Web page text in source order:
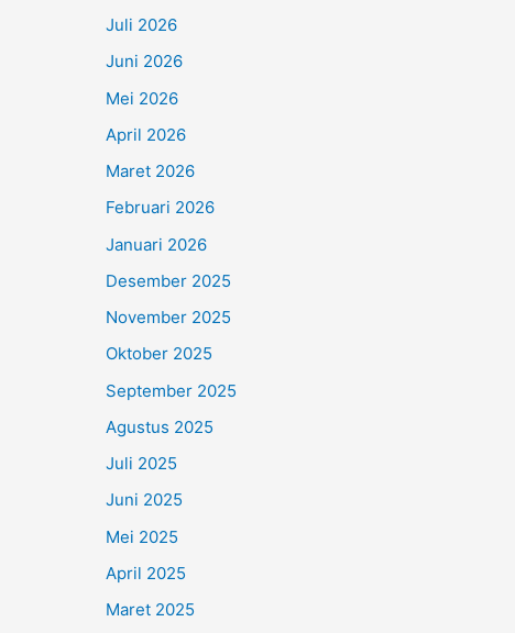
Juli 2026
Juni 2026
Mei 2026
April 2026
Maret 2026
Februari 2026
Januari 2026
Desember 2025
November 2025
Oktober 2025
September 2025
Agustus 2025
Juli 2025
Juni 2025
Mei 2025
April 2025
Maret 2025